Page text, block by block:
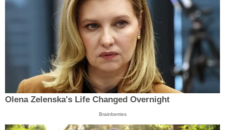
Olena Zelenska's Life Changed Overnight
Brainberries